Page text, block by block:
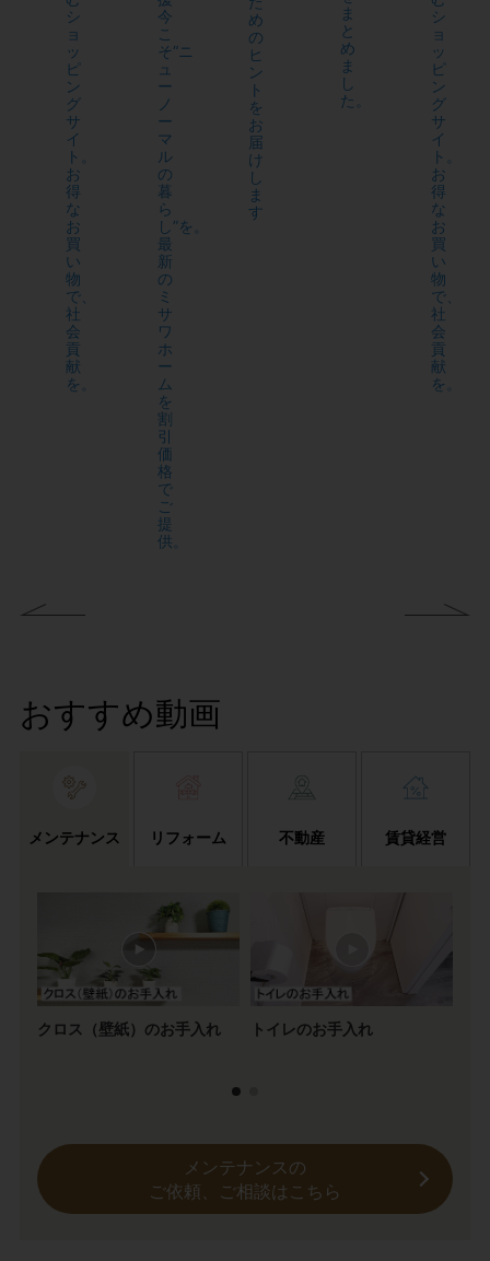
シ
ョ
ッ
ピ
ン
グ
サ
イ
ト。
お
得
な
お
買
い
物
で、
社
会
貢
献
を。
今
こ
そ“ニ
ュ
ー
ノ
ー
マ
ル
の
暮
ら
し”を。
最
新
の
ミ
サ
ワ
ホ
ー
ム
を
割
引
価
格
で
ご
提
供。
め
の
ヒ
ン
ト
を
お
届
け
し
ま
す
ま
と
め
ま
し
た。
シ
ョ
ッ
ピ
ン
グ
サ
イ
ト。
お
得
な
お
買
い
物
で、
社
会
貢
献
を。
おすすめ動画
メンテナンス リフォーム 不動産 賃貸経営
クロス（壁紙）のお手入れ トイレのお手入れ
メンテナンスの
ご依頼、ご相談はこちら